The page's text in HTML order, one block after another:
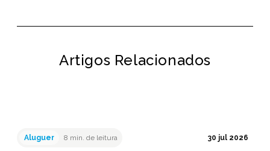
Artigos Relacionados
Aluguer 8 min. de leitura 30 jul 2026